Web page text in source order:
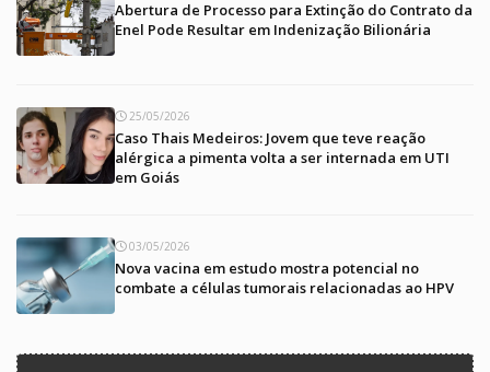
Abertura de Processo para Extinção do Contrato da
Enel Pode Resultar em Indenização Bilionária
25/05/2026
Caso Thais Medeiros: Jovem que teve reação
alérgica a pimenta volta a ser internada em UTI
em Goiás
03/05/2026
Nova vacina em estudo mostra potencial no
combate a células tumorais relacionadas ao HPV